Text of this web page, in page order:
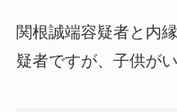
関根誠端容疑者と内
疑者ですが、子供が